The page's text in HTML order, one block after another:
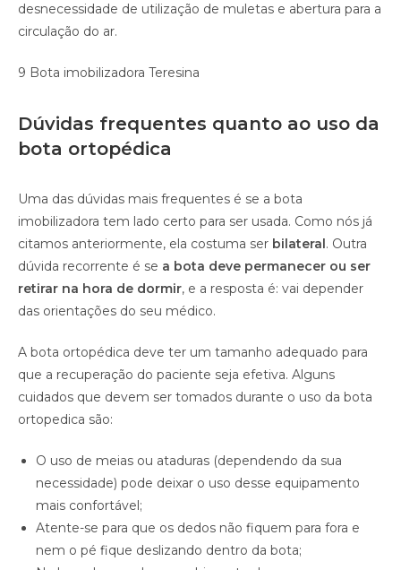
desnecessidade de utilização de muletas e abertura para a
circulação do ar.
9 Bota imobilizadora Teresina
Dúvidas frequentes quanto ao uso da
bota ortopédica
Uma das dúvidas mais frequentes é se a bota
imobilizadora tem lado certo para ser usada. Como nós já
citamos anteriormente, ela costuma ser bilateral. Outra
dúvida recorrente é se a bota deve permanecer ou ser
retirar na hora de dormir, e a resposta é: vai depender
das orientações do seu médico.
A bota ortopédica deve ter um tamanho adequado para
que a recuperação do paciente seja efetiva. Alguns
cuidados que devem ser tomados durante o uso da bota
ortopedica são:
O uso de meias ou ataduras (dependendo da sua
necessidade) pode deixar o uso desse equipamento
mais confortável;
Atente-se para que os dedos não fiquem para fora e
nem o pé fique deslizando dentro da bota;